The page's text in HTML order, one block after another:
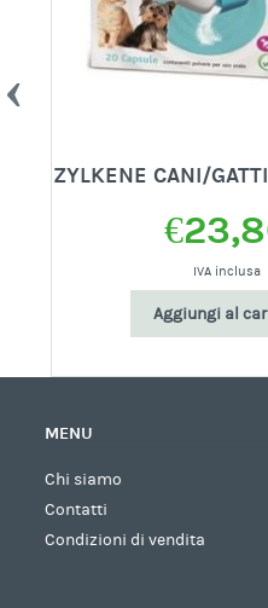
ZYLKENE CANI/
€
IVA inclusa
Aggiungi al
MENU
Chi siamo
Contatti
Condizioni di vendita